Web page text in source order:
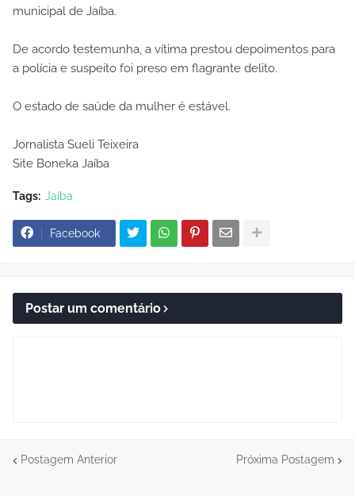
municipal de Jaíba.
De acordo testemunha, a vítima prestou depoimentos para
a polícia e suspeito foi preso em flagrante delito.
O estado de saúde da mulher é estável.
Jornalista Sueli Teixeira
Site Boneka Jaíba
Tags: Jaíba
Facebook
Postar um comentário
Postagem Anterior Próxima Postagem